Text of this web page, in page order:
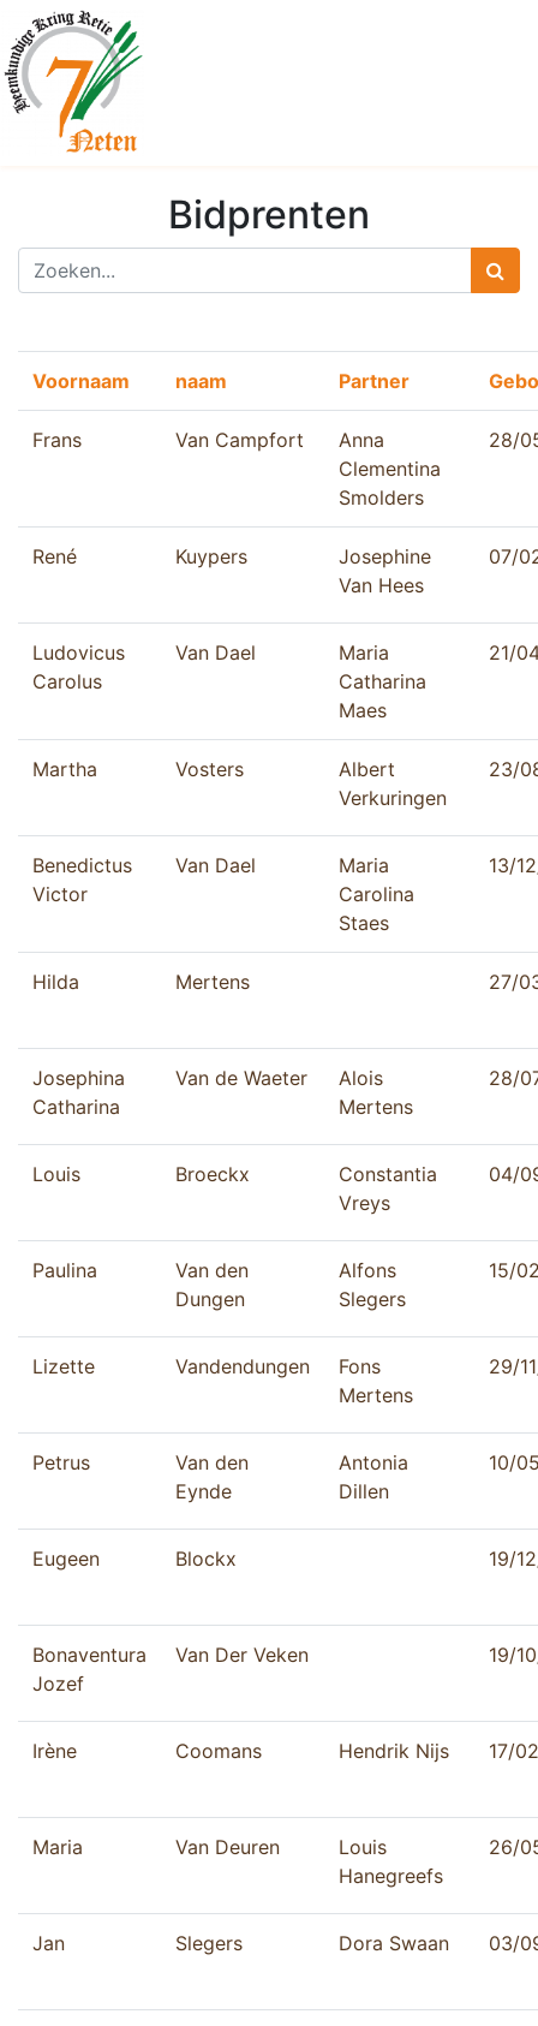
Bidprenten
Voornaam naam Partner
Frans Van Campfort
Anna
Clementina
Smolders
28/
René Kuypers
Josephine
Van Hees
07/
Ludovicus
Carolus
Van Dael
Maria
Catharina
Maes
21/
Martha Vosters
Albert
Verkuringen
23/
Benedictus
Victor
Van Dael
Maria
Carolina
Staes
13/
Hilda Mertens 27/
Josephina
Catharina
Van de Waeter
Alois
Mertens
28/
Louis Broeckx
Constantia
Vreys
04/
Paulina
Van den
Dungen
Alfons
Slegers
15/
Lizette Vandendungen
Fons
Mertens
29/
Petrus
Van den
Eynde
Antonia
Dillen
10/
Eugeen Blockx 19/
Bonaventura
Jozef
Van Der Veken 19/
Irène Coomans Hendrik Nijs 17/
Maria Van Deuren
Louis
Hanegreefs
26/
Jan Slegers Dora Swaan 03/